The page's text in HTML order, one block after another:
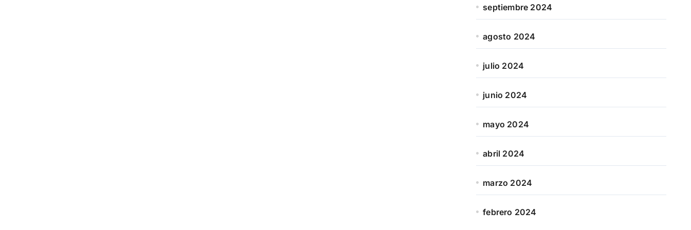
septiembre 2024
agosto 2024
julio 2024
junio 2024
mayo 2024
abril 2024
marzo 2024
febrero 2024